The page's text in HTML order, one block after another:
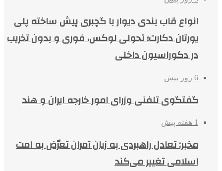
انواع قاب بندی دیوار با گچبری پیش ساخته پلی
یورتان دکارت؛ تحولی لوکس، فوری و بدون تخریب
در دکوراسیون داخلی
6 روز پیش
گفتگوی تلفنی وزرای امور خارجه ایران و هند
1 هفته پیش
مخبر: تعادل راهبردی به زیان آمران تعرّض به امت
اسلامی تغییر می‌کند